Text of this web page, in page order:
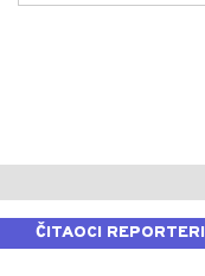
ČITAOCI REPORTERI